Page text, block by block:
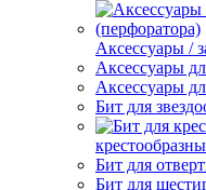
Аксессуары /
Аксессуары
Аксессуары
Бит для
Бит для
Бит для